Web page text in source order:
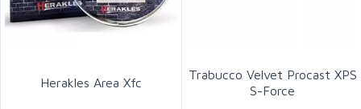
Herakles Area Xfc
Trabucco Velvet Procast XPS
S-Force